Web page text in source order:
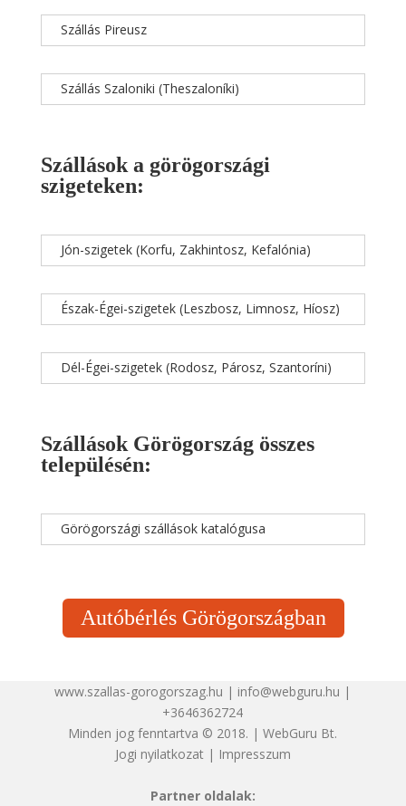
Szállás Pireusz
Szállás Szaloniki (Theszaloníki)
Szállások a görögországi
szigeteken:
Jón-szigetek (Korfu, Zakhintosz, Kefalónia)
Észak-Égei-szigetek (Leszbosz, Limnosz, Híosz)
Dél-Égei-szigetek (Rodosz, Párosz, Szantoríni)
Szállások Görögország összes
településén:
Görögországi szállások katalógusa
Autóbérlés Görögországban
www.szallas-gorogorszag.hu | info@webguru.hu |
+3646362724
Minden jog fenntartva © 2018. | WebGuru Bt.
Jogi nyilatkozat| Impresszum
Partner oldalak: